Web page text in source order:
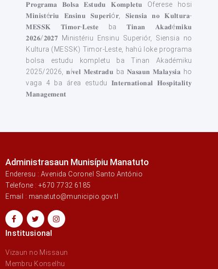
𝐏𝐫𝐨𝐠𝐫𝐚𝐦𝐚 𝐁𝐨𝐥𝐬𝐚 𝐄𝐬𝐭𝐮𝐝𝐮 𝐊𝐨𝐦𝐩𝐥𝐞𝐭𝐮 Oferese hosi
𝐌𝐢𝐧𝐢𝐬𝐭é𝐫𝐢𝐮 𝐄𝐧𝐬𝐢𝐧𝐮 𝐒𝐮𝐩𝐞𝐫𝐢ó𝐫, 𝐒𝐢𝐞𝐧𝐬𝐢𝐚 𝐧𝐨 𝐊𝐮𝐥𝐭𝐮𝐫𝐚-
𝐌𝐄𝐒𝐒𝐊 𝐓𝐢𝐦𝐨𝐫-𝐋𝐞𝐬𝐭𝐞 ba 𝐓𝐢𝐧𝐚𝐧 𝐀𝐤𝐚𝐝é𝐦𝐢𝐤𝐮
𝟐𝟎𝟐𝟔/𝟐𝟎𝟐𝟕 Ministériu Ensinu Superiór, Siensia no
Kultura (MESSK) Timor-Leste, hahú loke programa
bolsa estudu kompletu ba Tinan Akadémiku
2025/2026, 𝐧í𝐯𝐞𝐥 𝐌𝐞𝐬𝐭𝐫𝐚𝐝𝐮 ba 𝐍𝐚𝐬𝐚𝐮𝐧 𝐌𝐚𝐥𝐚𝐲𝐬𝐢𝐚 ho
vaga 4 ba área estudu 𝐈𝐧𝐭𝐞𝐫𝐧𝐚𝐭𝐢𝐨𝐧𝐚𝐥 𝐇𝐨𝐬𝐩𝐢𝐭𝐚𝐥𝐢𝐭𝐲
𝐌𝐚𝐧𝐚𝐠𝐞𝐦𝐞𝐧𝐭
Administrasaun Munisípiu Manatuto
Enderesu : Avenida Coronel Santo António
Telefone : +670 7732 6185
Email : manatuto@municipio.gov.tl
Institusional
Vizaun no Missaun
Membru Konselhu